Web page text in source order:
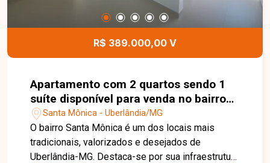
espaçoso e muito bem localizado no bairro Praça
Alto Umuarama. Agende uma visita e venha
conhecer todos os detalhes deste imóvel.
R$ 389.000,00 V
Apartamento com 2 quartos sendo 1
suíte disponível para venda no bairro
Santa Mônica em Uberlândia-MG
Santa Mônica - Uberlândia/MG
O bairro Santa Mônica é um dos locais mais
tradicionais, valorizados e desejados de
Uberlândia-MG. Destaca-se por sua infraestrutura